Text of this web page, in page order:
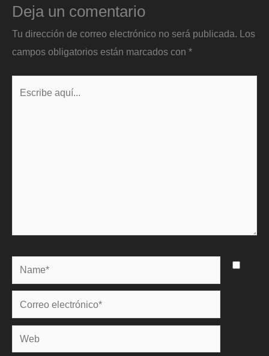
Deja un comentario
Tu dirección de correo electrónico no será publicada. Los
campos obligatorios están marcados con *
Name*
Correo
electrónico*
Web